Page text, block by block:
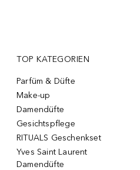
TOP KATEGORIEN
Parfüm & Düfte
Make-up
Damendüfte
Gesichtspflege
RITUALS Geschenkset
Yves Saint Laurent
Damendüfte